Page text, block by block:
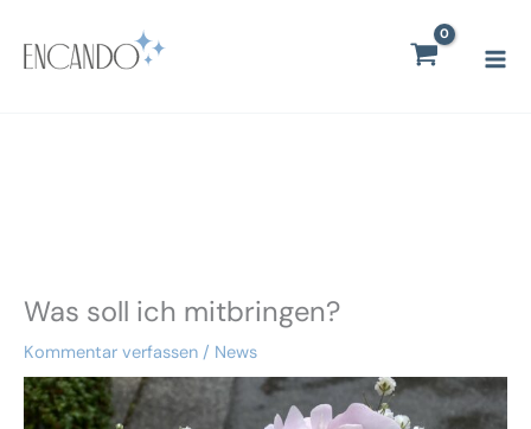
Inhalt
springen
Was soll ich mitbringen?
Kommentar verfassen / News